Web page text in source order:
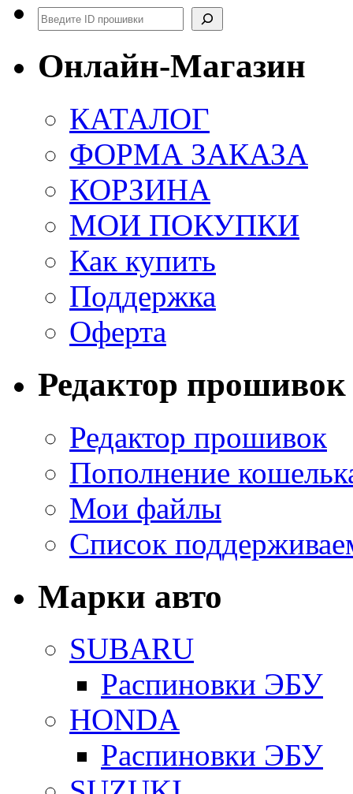
Поиск
Онлайн-Магазин
КАТАЛОГ
ФОРМА ЗАКАЗА
КОРЗИНА
МОИ ПОКУПКИ
Как купить
Поддержка
Оферта
Редактор прошивок
Редактор прошивок
Пополнение
Мои файлы
Список
Марки авто
SUBARU
Распиновки ЭБУ
HONDA
Распиновки ЭБУ